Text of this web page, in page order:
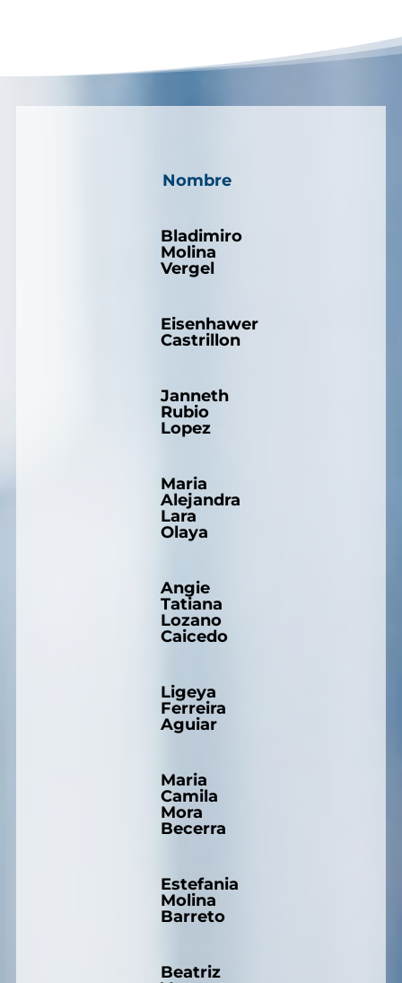
Nombre
Bladimiro
Molina
Vergel
Eisenhawer
Castrillon
Janneth
Rubio
Lopez
Maria
Alejandra
Lara
Olaya
Angie
Tatiana
Lozano
Caicedo
Ligeya
Ferreira
Aguiar
Maria
Camila
Mora
Becerra
Estefania
Molina
Barreto
Beatriz